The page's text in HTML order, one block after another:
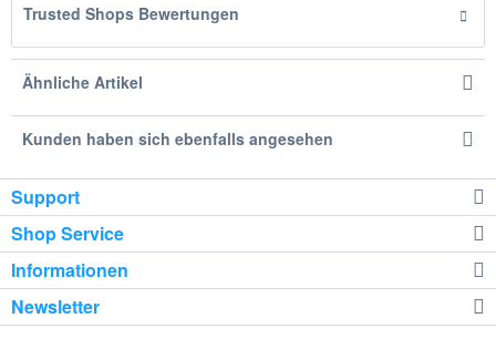
Trusted Shops Bewertungen
Ähnliche Artikel
Kunden haben sich ebenfalls angesehen
Support
Shop Service
Informationen
Newsletter